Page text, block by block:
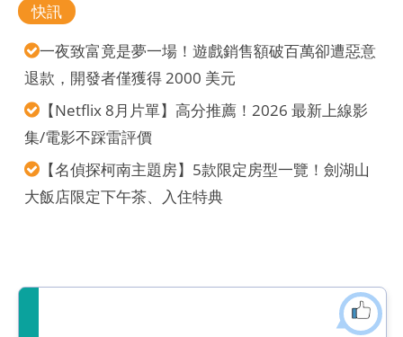
快訊
一夜致富竟是夢一場！遊戲銷售額破百萬卻遭惡意
退款，開發者僅獲得 2000 美元
【Netflix 8月片單】高分推薦！2026 最新上線影
集/電影不踩雷評價
【名偵探柯南主題房】5款限定房型一覽！劍湖山
大飯店限定下午茶、入住特典